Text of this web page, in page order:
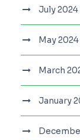
July 2024
May 2024
March
January